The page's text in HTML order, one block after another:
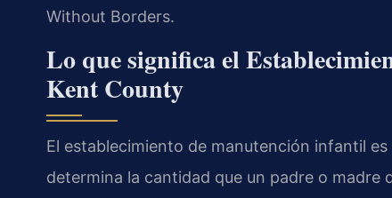
Without Borders.
Lo que significa el
Kent County
El establecimiento de manutención infantil
determina la cantidad que un padre o